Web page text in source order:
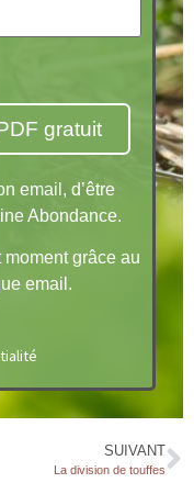
email, d’être
Abondance.
grâce au
email.
SUIVANT
La division de touffes